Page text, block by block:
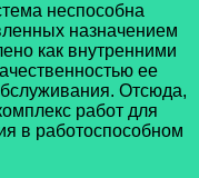
неспособна
назначением
как внутренними
ее
Отсюда,
работ для
в работоспособном